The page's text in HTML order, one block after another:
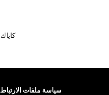
كاياك 2020 أفضل نظافة
سياسة ملفات الارتباط